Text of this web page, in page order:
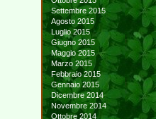
Settembre 2015
Agosto 2015
Luglio 2015
Giugno 2015
Maggio 2015
Marzo 2015
Febbraio 2015
Gennaio 2015
Dicembre 2014
Novembre 2014
Ottobre 2014